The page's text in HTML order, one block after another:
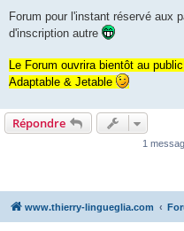
s
a
Forum pour l'instant réservé aux
d'inscription autre
Le Forum ouvrira bientôt au
Adaptable & Jetable
Répondre
1
www.thierry-lingueglia.com